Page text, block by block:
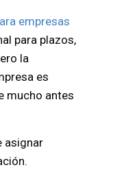
empresas
para plazos,
la
es
mucho antes
asignar